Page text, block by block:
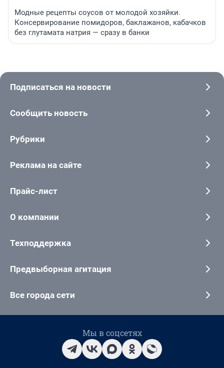
Модные рецепты соусов от молодой хозяйки.
Консервирование помидоров, баклажанов, кабачков
без глутамата натрия — сразу в банки
Подписаться на новости
Сообщить новость
Рубрики
Реклама на сайте
Прайс-лист
О компании
Техподдержка
Предвыборная агитация
Все города сети
Мы в соцсетях